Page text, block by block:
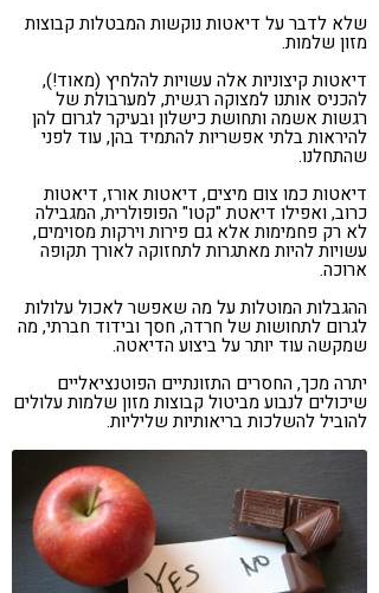
שלא לדבר על דיאטות נוקשות המבטלות קבוצות
מזון שלמות.
דיאטות קיצוניות אלה עשויות להלחיץ (מאוד!),
להכניס אותנו למצוקה רגשית, למערבולת של
רגשות אשמה ותחושת כישלון ובעיקר לגרום להן
להיראות בלתי אפשריות להתמיד בהן, עוד לפני
שהתחלנו.
דיאטות כמו צום מיצים, דיאטות אורז, דיאטות
כרוב, ואפילו דיאטת "קטו" הפופולרית, המגבילה
לא רק פחמימות אלא גם פירות וירקות מסוימים,
עשויות להיות מאתגרות לתחזוקה לאורך תקופה
ארוכה.
ההגבלות המוטלות על מה שאפשר לאכול עלולות
לגרום לתחושות של חרדה, חסך ובידוד חברתי, מה
שמקשה עוד יותר על ביצוע הדיאטה.
יתרה מכך, החסרים התזונתיים הפוטנציאליים
שיכולים לנבוע מביטול קבוצות מזון שלמות עלולים
להוביל להשלכות בריאותיות שליליות.